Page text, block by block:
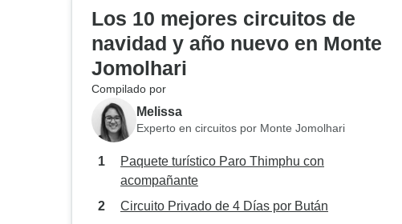
Los 10 mejores circuitos de
navidad y año nuevo en Monte
Jomolhari
Compilado por
Melissa
Experto en circuitos por Monte Jomolhari
Paquete turístico Paro Thimphu con
acompañante
Circuito Privado de 4 Días por Bután